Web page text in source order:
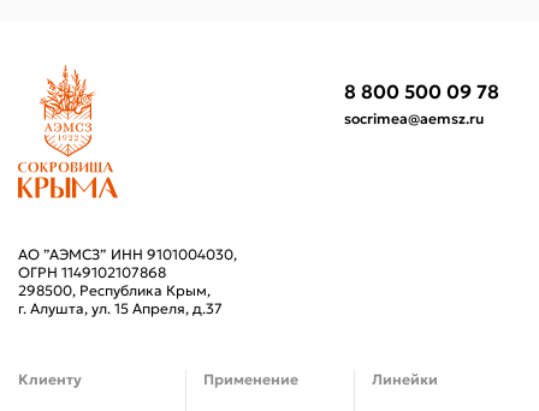
8 800 500 09 78
socrimea@aemsz.ru
АО ”АЭМСЗ” ИНН 9101004030,
ОГРН 1149102107868
298500, Республика Крым,
г. Алушта, ул. 15 Апреля, д.37
Клиенту Применение Линейки